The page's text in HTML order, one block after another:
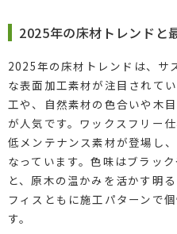
2025年の床材トレンドと
2025年の床材トレンドは、サ
な表面加工素材が注目されて
工や、自然素材の色合いや木
が人気です。ワックスフリー
低メンテナンス素材が登場し
なっています。色味はブラッ
と、原木の温かみを活かす明
フィスともに施工パターンで
す。